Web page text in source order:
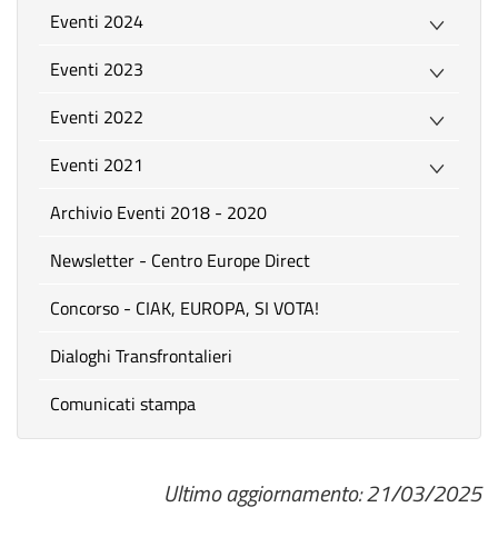
Eventi 2024
Eventi 2023
Eventi 2022
Eventi 2021
Archivio Eventi 2018 - 2020
Newsletter - Centro Europe Direct
Concorso - CIAK, EUROPA, SI VOTA!
Dialoghi Transfrontalieri
Comunicati stampa
Ultimo aggiornamento: 21/03/2025